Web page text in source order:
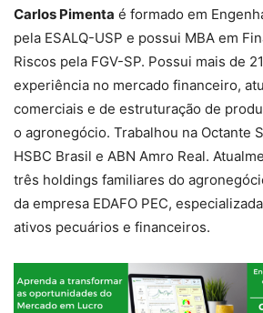
Carlos Pimenta é formado em
pela ESALQ-USP e possui MBA em
Riscos pela FGV-SP. Possui mais de
experiência no mercado financeiro,
comerciais e de estruturação de
o agronegócio. Trabalhou na Octante
HSBC Brasil e ABN Amro Real.
três holdings familiares do
da empresa EDAFO PEC,
ativos pecuários e financeiros.